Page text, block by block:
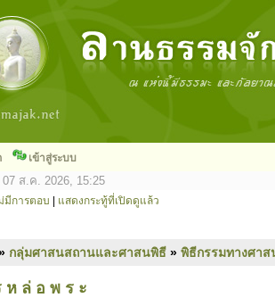
เข้าสู่ระบบ
ส.ค. 2026, 15:25
มีการตอบ แสดงกระทู้ที่เปิดดูแล้ว
กลุ่มศาสนสถานและศาสนพิธี » พิธีกรรมทางศา
ห ล่ อ พ ร ะ